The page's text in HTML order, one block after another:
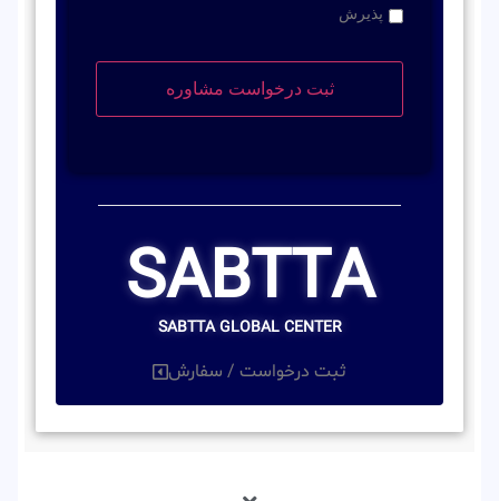
پذیرش
SABTTA
SABTTA GLOBAL CENTER
ثبت درخواست / سفارش